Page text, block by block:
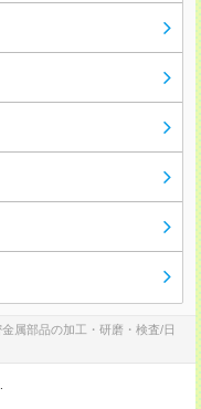
金属部品の加工・研磨・検査/日